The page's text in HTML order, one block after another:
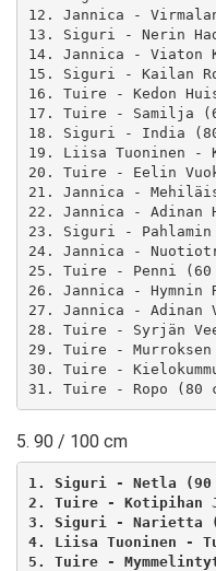
12. Jannica -
13. Siguri - Nerin
14. Jannica - Viaton
15. Siguri - Kailan
16. Tuire - Kedon
17. Tuire - Samilja
18. Siguri - India
19. Liisa Tuoninen -
20. Tuire - Eelin
21. Jannica -
22. Jannica - Adinan
23. Siguri -
24. Jannica -
25. Tuire - Penni (60
26. Jannica - Hymnin
27. Jannica - Adinan
28. Tuire - Syrjän
29. Tuire - Murroksen
30. Tuire -
5. 90 / 100 cm
1. Siguri - Netla (90
2. Tuire - Kotipihan
3. Siguri - Narietta
4. Liisa Tuoninen -
5. Tuire -